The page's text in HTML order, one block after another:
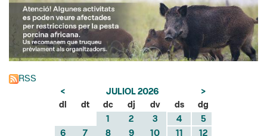
RSS
< JULIOL 2026
>
dl
dt dc dj dv ds
dg
6
8 9 10
12
13
14 15 16 17 18
19
22 23 24 25
26
27
28 29 30 31